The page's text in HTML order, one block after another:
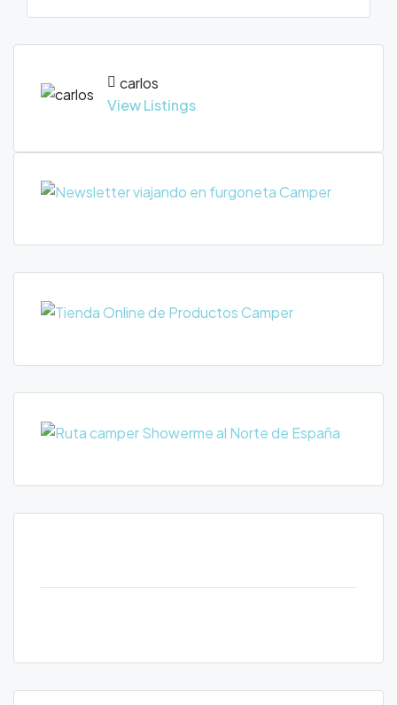
carlos
View Listings